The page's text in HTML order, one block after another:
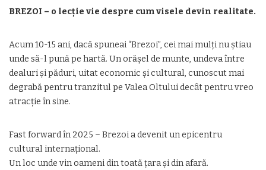
BREZOI – o lecție vie despre cum visele devin realitate.
Acum 10-15 ani, dacă spuneai “Brezoi”, cei mai mulți nu știau
unde să-l pună pe hartă. Un orășel de munte, undeva între
dealuri și păduri, uitat economic și cultural, cunoscut mai
degrabă pentru tranzitul pe Valea Oltului decât pentru vreo
atracție în sine.
Fast forward în 2025 – Brezoi a devenit un epicentru
cultural internațional.
Un loc unde vin oameni din toată țara și din afară.